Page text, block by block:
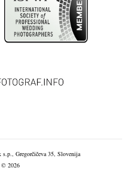
Gregorčičeva 35, Slovenija
© 2026